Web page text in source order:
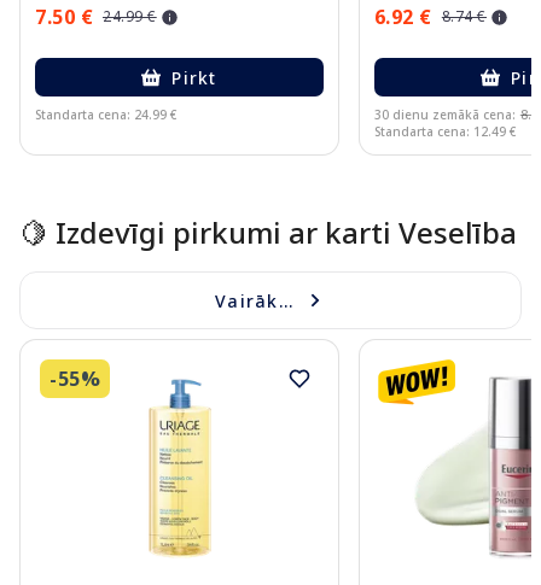
7.50 € 24.99 €
Pirkt
Standarta cena: 24.99 €
6.92 € 8.74 €
30 dienu zemākā cena:
Standarta cena: 12.49 €
🍋 Izdevīgi pirkumi ar karti Veselība
Vairāk...
-55%